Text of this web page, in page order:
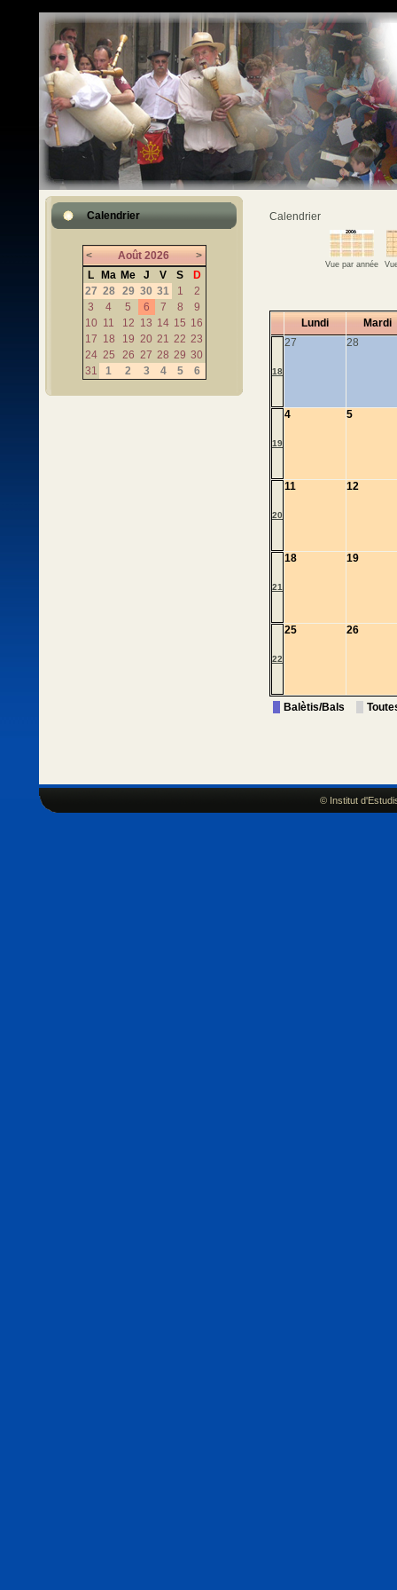
Calendrier
< Août 2026
>
L
Ma Me J V S
D
27 28 29 30 31 1
2
3
4 5 6 7 8
9
10 11 12 13 14 15 16
17 18 19 20 21 22 23
24 25 26 27 28 29 30
31
1 2 3 4 5 6
Calendrier
Vue par année
Lundi Mardi
18
27 28
19
4 5
20
11 12
21
18 19
22
25 26
Balètis/Bals
© Institut